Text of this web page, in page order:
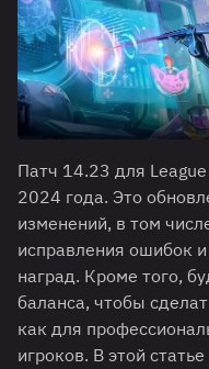
Патч 14.23 для
2024 года. Это
изменений, в том
исправления ошибок
наград. Кроме того,
баланса, чтобы
как для
игроков. В этой